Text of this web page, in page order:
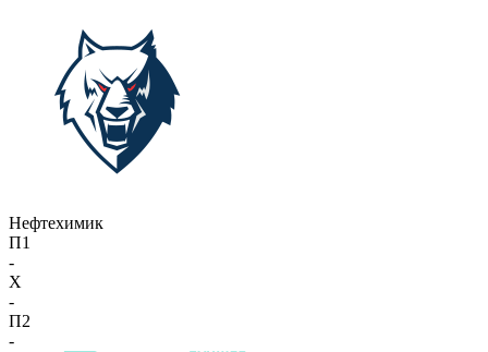
Нефтехимик
П1
-
X
-
П2
-